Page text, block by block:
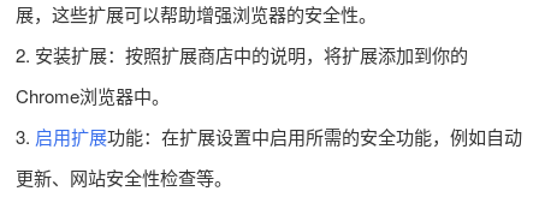
展，这些扩展可以帮助增强浏览器的安全性。
2. 安装扩展：按照扩展商店中的说明，将扩展添加到你的
Chrome浏览器中。
3. 启用扩展功能：在扩展设置中启用所需的安全功能，例如自动
更新、网站安全性检查等。